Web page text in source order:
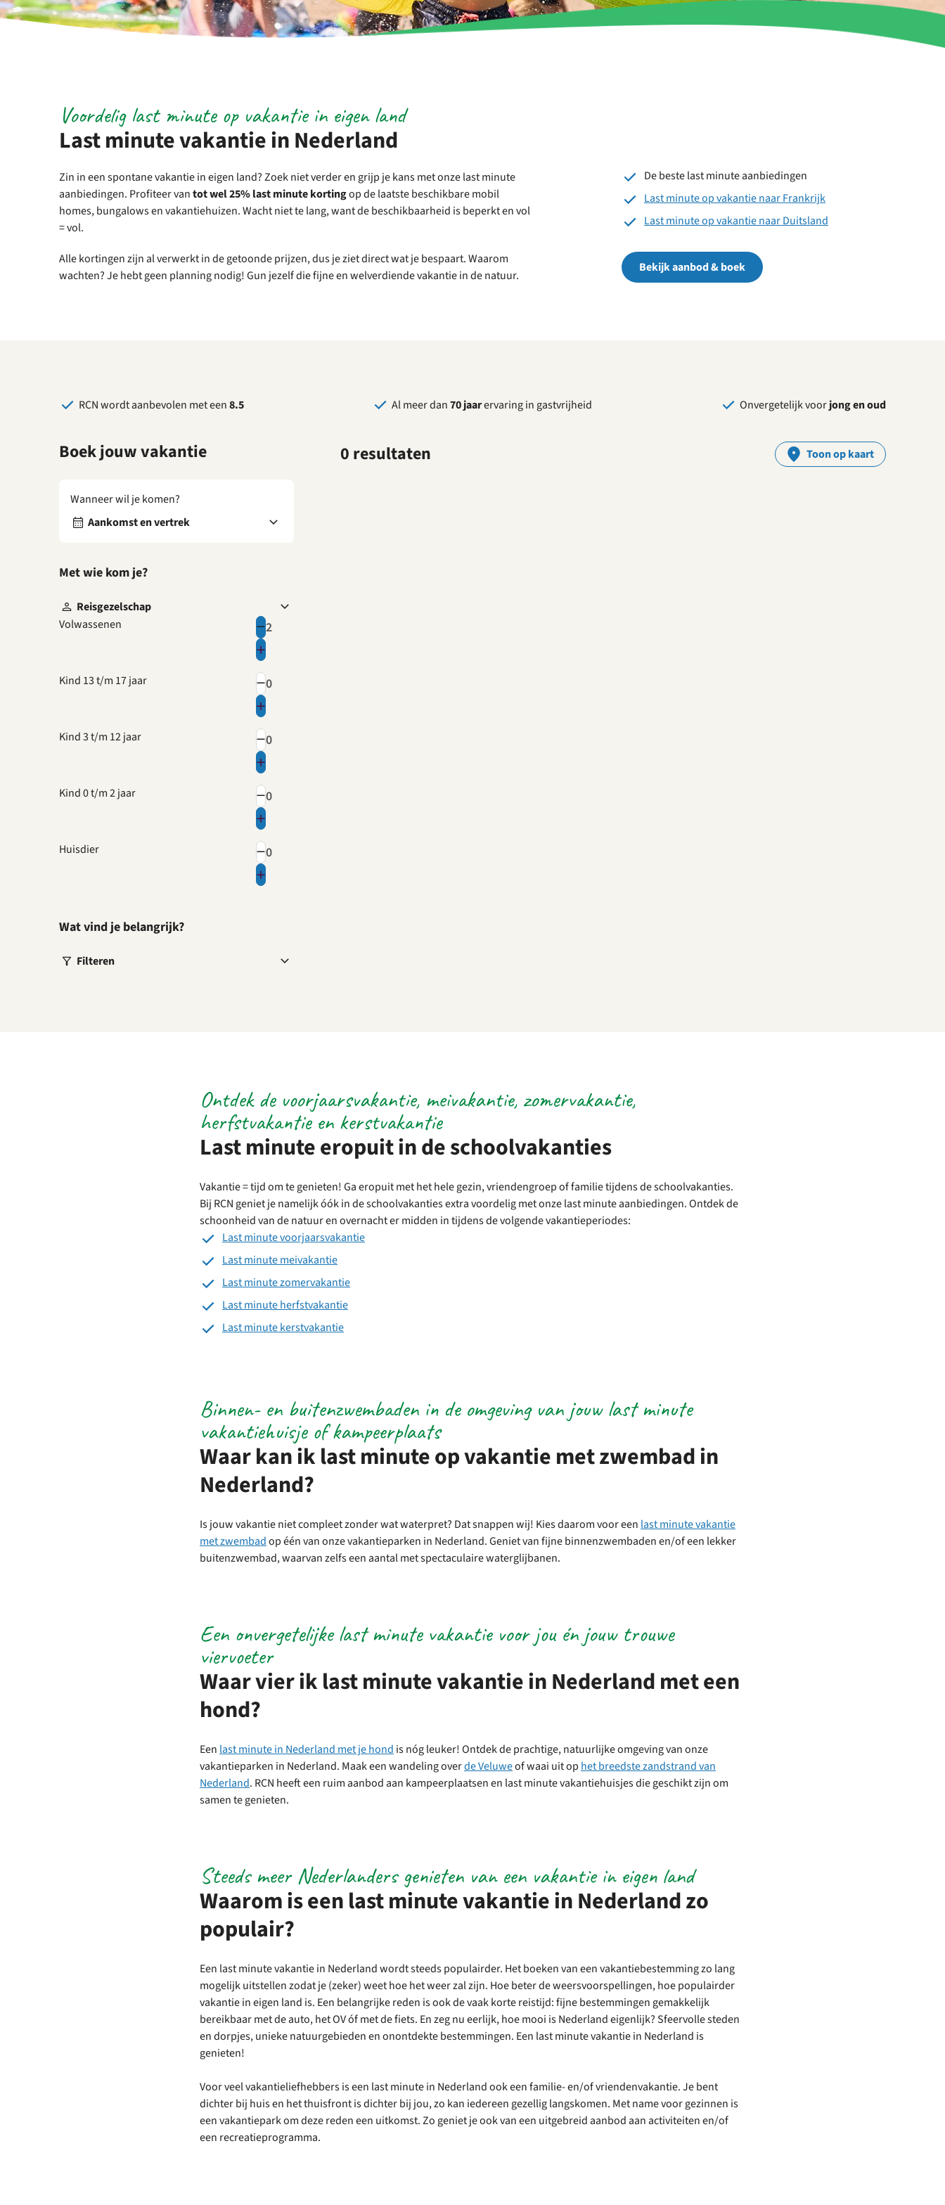
Last minute vakantie in Nederland
Voordelig last minute op vakantie in eigen land
Zin in een spontane vakantie in eigen land? Zoek niet verder en grijp je kans met onze last minute
aanbiedingen. Profiteer vantot wel 25% last minute kortingop de laatste beschikbare mobil
homes, bungalows en vakantiehuizen. Wacht niet te lang, want de beschikbaarheid is beperkt en vol
= vol.
Alle kortingen zijn al verwerkt in de getoonde prijzen, dus je ziet direct wat je bespaart. Waarom
wachten? Je hebt geen planning nodig! Gun jezelf die fijne en welverdiende vakantie in de natuur.
De beste last minute aanbiedingen
Last minute op vakantie naar Frankrijk
Last minute op vakantie naar Duitsland
Bekijk aanbod & boek
RCN wordt aanbevolen met een8.5 Al meer dan70 jaarervaring in gastvrijheid Onvergetelijk voorjong en oud
Boek jouw vakantie
Wanneer wil je komen?
Aankomst en vertrek
Met wie kom je?
Reisgezelschap
Volwassenen
Kind 13 t/m 17 jaar
Kind 3 t/m 12 jaar
Kind 0 t/m 2 jaar
Huisdier
Wat vind je belangrijk?
Filteren
0 resultaten Toon op kaart
Last minute eropuit in de schoolvakanties
Ontdek de voorjaarsvakantie, meivakantie, zomervakantie,
herfstvakantie en kerstvakantie
Vakantie = tijd om te genieten! Ga eropuit met het hele gezin, vriendengroep of familie tijdens de schoolvakanties.
Bij RCN geniet je namelijk óók in de schoolvakanties extra voordelig met onze last minute aanbiedingen. Ontdek de
schoonheid van de natuur en overnacht er midden in tijdens de volgende vakantieperiodes:
Last minute voorjaarsvakantie
Last minute meivakantie
Last minute zomervakantie
Last minute herfstvakantie
Last minute kerstvakantie
Waar kan ik last minute op vakantie met zwembad in
Nederland?
Binnen- en buitenzwembaden in de omgeving van jouw last minute
vakantiehuisje of kampeerplaats
Is jouw vakantie niet compleet zonder wat waterpret? Dat snappen wij! Kies daarom voor een last minute vakantie
met zwembadop één van onze vakantieparken in Nederland. Geniet van fijne binnenzwembaden en/of een lekker
buitenzwembad, waarvan zelfs een aantal met spectaculaire waterglijbanen.
Waar vier ik last minute vakantie in Nederland met een
hond?
Een onvergetelijke last minute vakantie voor jou én jouw trouwe
viervoeter
Een last minute in Nederland met je hond is nóg leuker! Ontdek de prachtige, natuurlijke omgeving van onze
vakantieparken in Nederland. Maak een wandeling overde Veluweof waai uit op het breedste zandstrand van
Nederland. RCN heeft een ruim aanbod aan kampeerplaatsen en last minute vakantiehuisjes die geschikt zijn om
samen te genieten.
Waarom is een last minute vakantie in Nederland zo
populair?
Steeds meer Nederlanders genieten van een vakantie in eigen land
Een last minute vakantie in Nederland wordt steeds populairder. Het boeken van een vakantiebestemming zo lang
mogelijk uitstellen zodat je (zeker) weet hoe het weer zal zijn. Hoe beter de weersvoorspellingen, hoe populairder
vakantie in eigen land is. Een belangrijke reden is ook de vaak korte reistijd: fijne bestemmingen gemakkelijk
bereikbaar met de auto, het OV óf met de fiets. En zeg nu eerlijk, hoe mooi is Nederland eigenlijk? Sfeervolle steden
en dorpjes, unieke natuurgebieden en onontdekte bestemmingen. Een last minute vakantie in Nederland is
genieten!
Voor veel vakantieliefhebbers is een last minute in Nederland ook een familie- en/of vriendenvakantie. Je bent
dichter bij huis en het thuisfront is dichter bij jou, zo kan iedereen gezellig langskomen. Met name voor gezinnen is
een vakantiepark om deze reden een uitkomst. Zo geniet je ook van een uitgebreid aanbod aan activiteiten en/of
een recreatieprogramma.